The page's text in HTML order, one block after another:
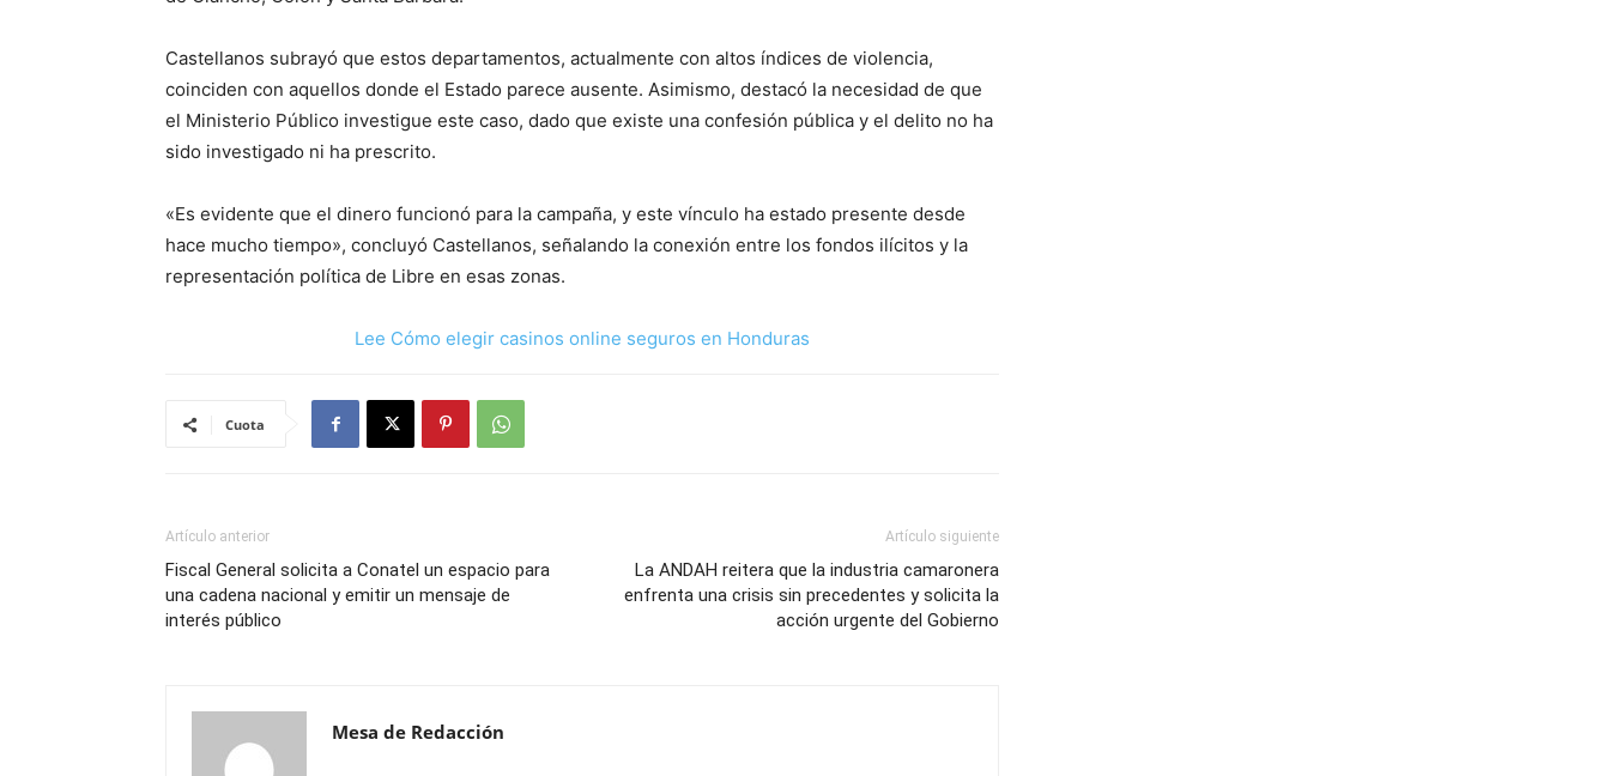
Castellanos subrayó que estos departamentos, actualmente con altos índices de violencia,
coinciden con aquellos donde el Estado parece ausente. Asimismo, destacó la necesidad de que
el Ministerio Público investigue este caso, dado que existe una confesión pública y el delito no ha
sido investigado ni ha prescrito.
«Es evidente que el dinero funcionó para la campaña, y este vínculo ha estado presente desde
hace mucho tiempo», concluyó Castellanos, señalando la conexión entre los fondos ilícitos y la
representación política de Libre en esas zonas.
Lee Cómo elegir casinos online seguros en Honduras
Cuota
Artículo anterior
Fiscal General solicita a Conatel un espacio para
una cadena nacional y emitir un mensaje de
interés público
Artículo siguiente
La ANDAH reitera que la industria camaronera
enfrenta una crisis sin precedentes y solicita la
acción urgente del Gobierno
Mesa de Redacción